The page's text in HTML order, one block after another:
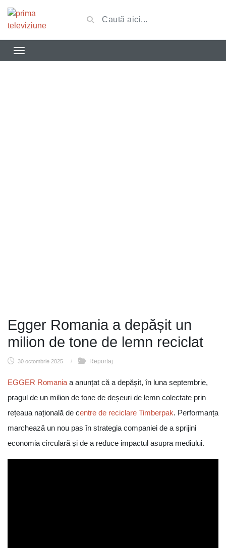
Egger Romania a depășit un
milion de tone de lemn reciclat
30 octombrie 2025 / Reportaj
EGGER Romania a anunțat că a depășit, în luna septembrie,
pragul de un milion de tone de deșeuri de lemn colectate prin
rețeaua națională de centre de reciclare Timberpak. Performanța
marchează un nou pas în strategia companiei de a sprijini
economia circulară și de a reduce impactul asupra mediului.